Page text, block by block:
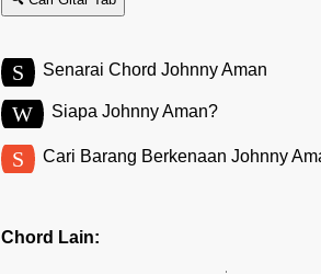
S Senarai Chord Johnny Aman
W Siapa Johnny Aman?
S Cari Barang Berkenaan Johnny
Chord Lain: